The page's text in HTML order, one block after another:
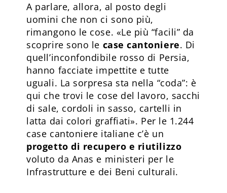
A parlare, allora, al posto degli
uomini che non ci sono più,
rimangono le cose. «Le più “facili” da
scoprire sono le case cantoniere. Di
quell’inconfondibile rosso di Persia,
hanno facciate impettite e tutte
uguali. La sorpresa sta nella “coda”: è
qui che trovi le cose del lavoro, sacchi
di sale, cordoli in sasso, cartelli in
latta dai colori graffiati». Per le 1.244
case cantoniere italiane c’è un
progetto di recupero e riutilizzo
voluto da Anas e ministeri per le
Infrastrutture e dei Beni culturali.